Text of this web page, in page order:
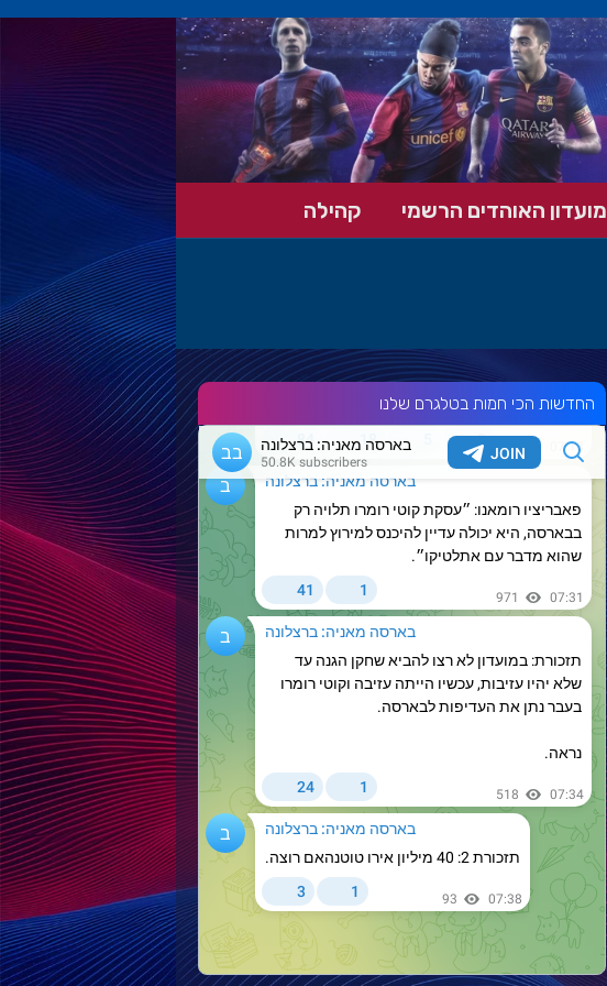
מועדון האוהדים הרשמי קהילה
החדשות הכי חמות בטלגרם שלנו